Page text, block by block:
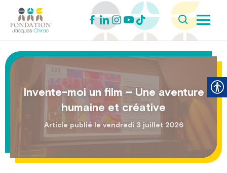
Invente-moi un film – Une aventure
humaine et créative
Article publié le vendredi 3 juillet 2026